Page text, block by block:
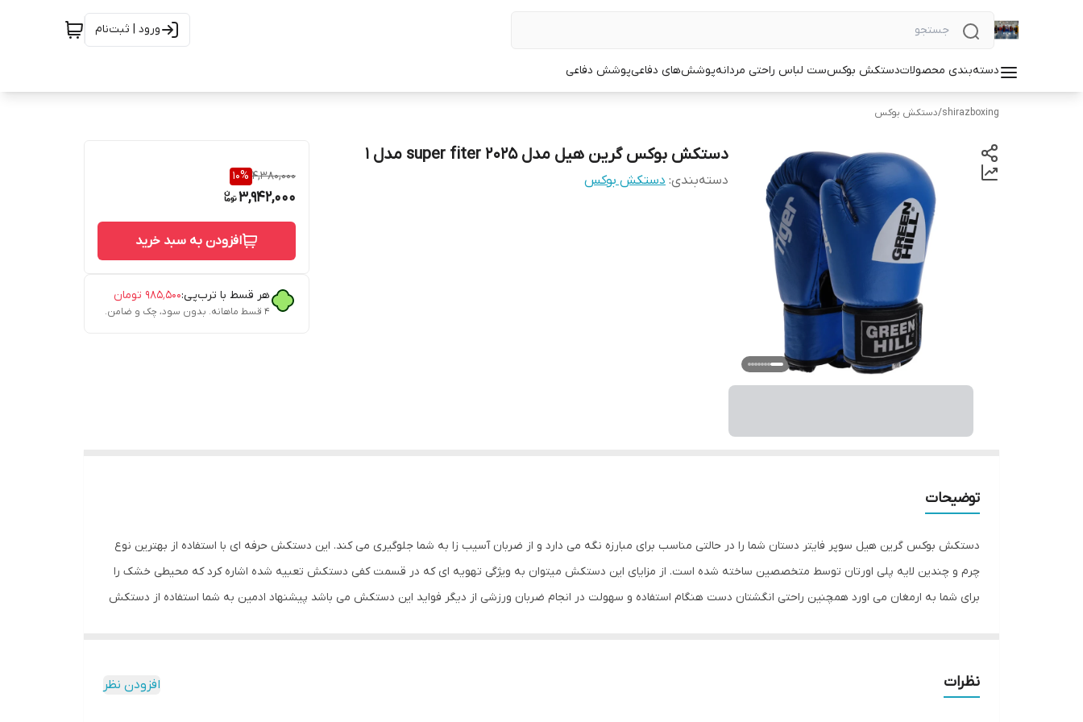
ورود | ثبت‌نام
دسته‌بندی محصولاتدستکش بوکسست لباس راحتی مردانهپوشش‌های دفاعیپوشش دفاعی
shirazboxing
/دستکش بوکس
دستکش بوکس گرین هیل مدل super fiter 2025 مدل 1
دسته‌بندی: دستکش بوکس 4,380,000
10%
3,942,000
افزودن به سبد خرید
هر قسط با ترب‌پی:۹۸۵٬۵۰۰ تومان
۴ قسط ماهانه. بدون سود، چک و ضامن.
توضیحات
دستکش بوکس گرین هیل سوپر فایتر دستان شما را در حالتی مناسب برای مبارزه نگه می دارد و از ضربان آسیب زا به شما جلوگیری می کند. این دستکش حرفه ای با استفاده از بهترین نوع
چرم و چندین لایه پلی اورتان توسط متخصصین ساخته شده است. از مزایای این دستکش میتوان به ویژگی تهویه ای که در قسمت کفی دستکش تعبیه شده اشاره کرد که محیطی خشک را
برای شما به ارمغان می اورد همچنین راحتی انگشتان دست هنگام استفاده و سهولت در انجام ضربان ورزشی از دیگر فواید این دستکش می باشد پیشنهاد ادمین به شما استفاده از دستکش
سایر توضیحات: تولید شده از بهترین نوع چرم گاوی موجود در بازار و مناسب جهت مبارزه ، اسپارینگ و کیسه زنی
نظرات افزودن نظر